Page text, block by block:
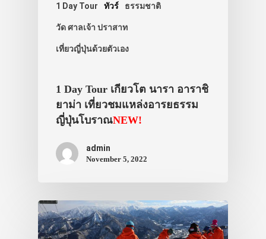
1 Day Tour ทัวร์ ธรรมชาติ
วัด ศาลเจ้า ปราสาท
เที่ยวญี่ปุ่นด้วยตัวเอง
1 Day Tour เกียวโต นารา อาราชิ
ยาม่า เที่ยวชมแหล่งอารยธรรม
ญี่ปุ่นโบราณNEW!
admin
November 5, 2022
เอง
รถบัส
เดินทาง